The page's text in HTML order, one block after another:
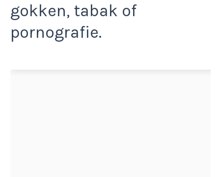
gokken, tabak of
pornografie.